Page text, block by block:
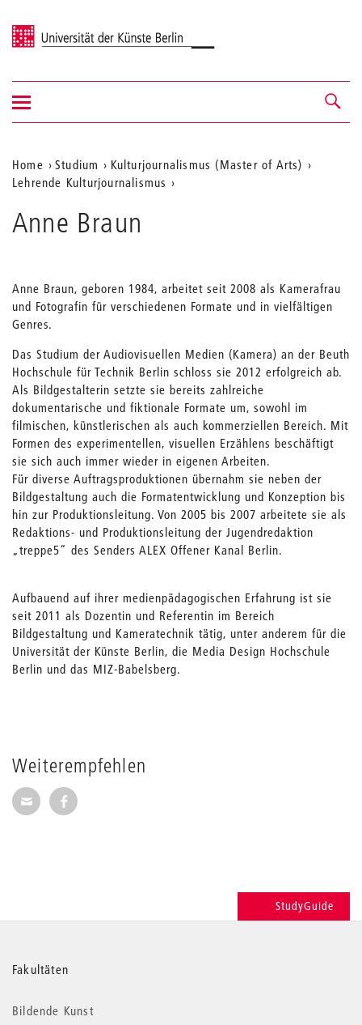
Universität der Künste Berlin
Navigation &
Suche
Navigation
ein-/ausblenden
Aktuelle
Position
auf
Home Studium
Kulturjournalismus (Master of Arts)
Lehrende Kulturjournalismus
Anne Braun
Weiterempfehlen
Seite per E-Mail weiterempfehlen
Seite auf Facebook weiterempfehlen
Anne Braun, geboren 1984, arbeitet seit 2008 als Kamerafrau
und Fotografin für verschiedenen Formate und in vielfältigen
Genres.
Das Studium der Audiovisuellen Medien (Kamera) an der Beuth
Hochschule für Technik Berlin schloss sie 2012 erfolgreich ab.
Als Bildgestalterin setzte sie bereits zahlreiche
dokumentarische und fiktionale Formate um, sowohl im
filmischen, künstlerischen als auch kommerziellen Bereich. Mit
Formen des experimentellen, visuellen Erzählens beschäftigt
sie sich auch immer wieder in eigenen Arbeiten.
Für diverse Auftragsproduktionen übernahm sie neben der
Bildgestaltung auch die Formatentwicklung und Konzeption bis
hin zur Produktionsleitung. Von 2005 bis 2007 arbeitete sie als
Redaktions- und Produktionsleitung der Jugendredaktion
„treppe5“ des Senders ALEX Offener Kanal Berlin.
Aufbauend auf ihrer medienpädagogischen Erfahrung ist sie
seit 2011 als Dozentin und Referentin im Bereich
Bildgestaltung und Kameratechnik tätig, unter anderem für die
Universität der Künste Berlin, die Media Design Hochschule
Berlin und das MIZ-Babelsberg.
StudyGuide
Weitere
Informationen
Fakultäten
Bildende Kunst